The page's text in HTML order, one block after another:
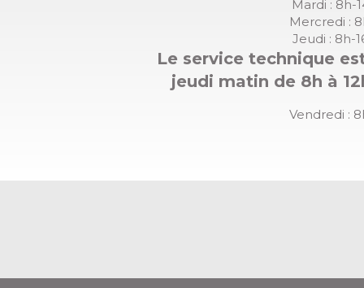
Mardi : 8h-
Mercredi :
Jeudi : 8h-
Le service technique
jeudi matin de 8h à
Vendredi :